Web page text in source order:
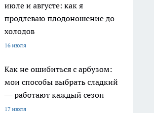
июле и августе: как я
продлеваю плодоношение до
холодов
16 июля
Как не ошибиться с арбузом:
мои способы выбрать сладкий
— работают каждый сезон
17 июля